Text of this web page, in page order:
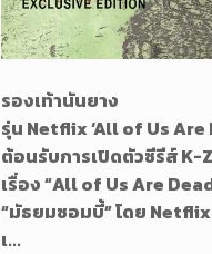
รองเท้านันยาง
รุ่น Netflix ‘All of Us Are
ต้อนรับการเปิดตัวซีรีส์ K-
เรื่อง “All of Us Are
“มัธยมซอมบี้” โดย Netflix
เ...